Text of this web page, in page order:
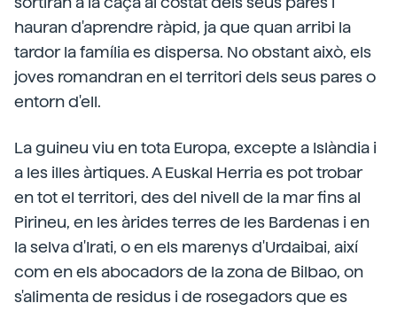
hauran d'aprendre ràpid, ja que quan arribi la
tardor la família es dispersa. No obstant això, els
joves romandran en el territori dels seus pares o
entorn d'ell.
La guineu viu en tota Europa, excepte a Islàndia i
a les illes àrtiques. A Euskal Herria es pot trobar
en tot el territori, des del nivell de la mar fins al
Pirineu, en les àrides terres de les Bardenas i en
la selva d'Irati, o en els marenys d'Urdaibai, així
com en els abocadors de la zona de Bilbao, on
s'alimenta de residus i de rosegadors que es